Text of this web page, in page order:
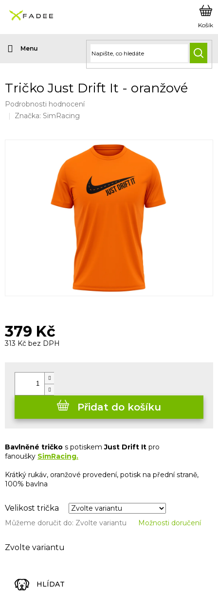
obsah
Tričko Just Drift It - oranžové
Průměrné
hodnocení
Podrobnosti hodnocení
Značka: SimRacing
379 Kč
313 Kč bez DPH
Zvolte variantu
Velikost trička
Můžeme doručit do: Zvolte variantu Možnosti doručení
Přidat do košíku
Bavlněné tričko s potiskemJust Drift It pro
fanoušky SimRacing.
Krátký rukáv, oranžové provedení, potisk na přední straně,
100% bavlna
HLÍDAT